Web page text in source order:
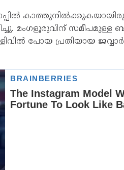
മം​ഗളൂരുവിന് സമീപമുള്ള
പോയ പ്രതിയായ ജവ്വാ‍‍ർ